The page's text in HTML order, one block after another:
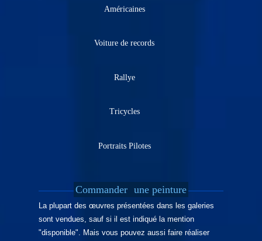
Américaines
Voiture de records
Rallye
Tricycles
Portraits Pilotes
Commander une peinture
La plupart des œuvres présentées dans les galeries
sont vendues, sauf si il est indiqué la mention
"disponible". Mais vous pouvez aussi faire réaliser